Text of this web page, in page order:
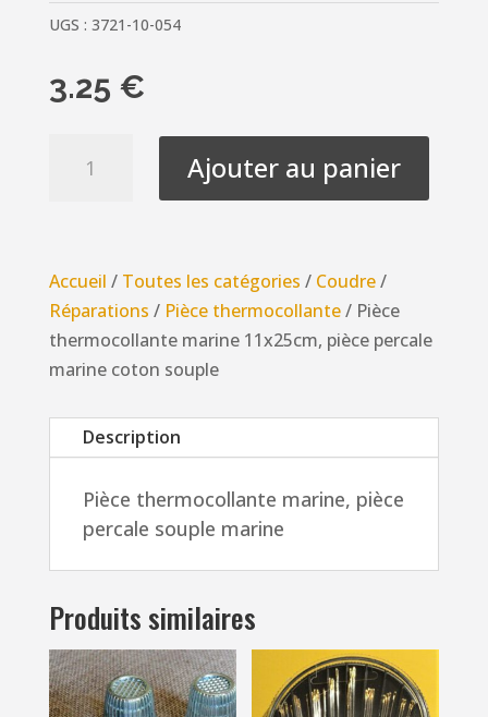
UGS : 3721-10-054
3.25 €
11x25cm,
pièce
percale
marine
coton
souple
Ajouter au panier
Accueil / Toutes les catégories / Coudre/
Réparations / Pièce thermocollante/ Pièce
thermocollante marine 11x25cm, pièce percale
marine coton souple
Description
Pièce thermocollante marine, pièce
percale souple marine
Produits similaires